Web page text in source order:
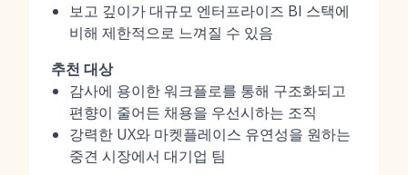
보고 깊이가 대규모 엔터프라이즈 BI 스택에
비해 제한적으로 느껴질 수 있음
추천 대상
감사에 용이한 워크플로를 통해 구조화되고
편향이 줄어든 채용을 우선시하는 조직
강력한 UX와 마켓플레이스 유연성을 원하는
중견 시장에서 대기업 팀